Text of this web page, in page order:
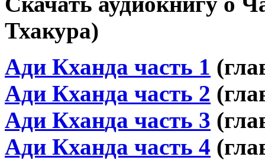
Тхакура)
Ади Кханда часть 1
Ади Кханда часть 2
Ади Кханда часть 3
Ади Кханда часть 4